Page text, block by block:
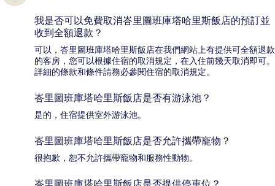
我是否可以免費取消峇里圖班庫塔哈里斯飯店的預訂並
收到全額退款？
可以，峇里圖班庫塔哈里斯飯店在我們網站上有提供可全額退款
的客房，您可以根據住宿的取消規定，在入住前幾天取消即可。
詳細的條款和條件請務必參閱住宿的取消規定。
峇里圖班庫塔哈里斯飯店是否有游泳池？
是的，住宿提供室外游泳池。
峇里圖班庫塔哈里斯飯店是否允許攜帶寵物？
很抱歉，恕不允許攜帶寵物和服務性動物。